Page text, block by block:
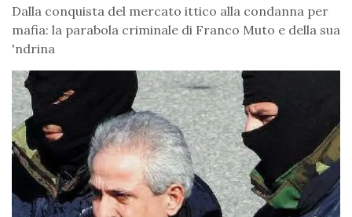
Dalla conquista del mercato ittico alla condanna per
mafia: la parabola criminale di Franco Muto e della sua
'ndrina